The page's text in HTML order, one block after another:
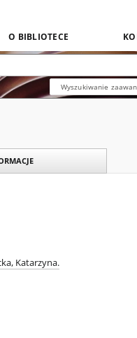
O BIBLIOTECE
Wyszukiwanie
Katarzyna.